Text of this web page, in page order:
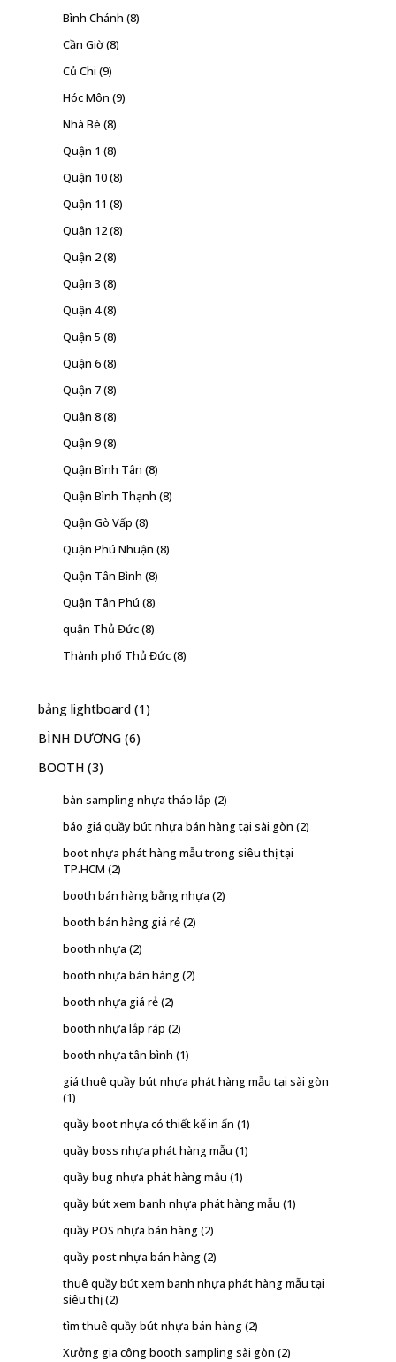
Bình Chánh (8)
Cần Giờ(8)
Củ Chi (9)
Hóc Môn (9)
Nhà Bè (8)
Quận 1 (8)
Quận 10(8)
Quận 11 (8)
Quận 12(8)
Quận 2(8)
Quận 3 (8)
Quận 4(8)
Quận 5 (8)
Quận 6(8)
Quận 7(8)
Quận 8(8)
Quận 9(8)
Quận Bình Tân (8)
Quận Bình Thạnh (8)
Quận Gò Vấp (8)
Quận Phú Nhuận (8)
Quận Tân Bình (8)
Quận Tân Phú (8)
quận Thủ Đức(8)
Thành phố Thủ Đức(8)
bảng lightboard (1)
BÌNH DƯƠNG (6)
BOOTH (3)
bàn sampling nhựa tháo lắp (2)
báo giá quầy bút nhựa bán hàng tại sài gòn (2)
boot nhựa phát hàng mẫu trong siêu thị tại
TP.HCM (2)
booth bán hàng bằng nhựa (2)
booth bán hàng giá rẻ(2)
booth nhựa (2)
booth nhựa bán hàng(2)
booth nhựa giá rẻ(2)
booth nhựa lắp ráp (2)
booth nhựa tân bình (1)
giá thuê quầy bút nhựa phát hàng mẫu tại sài gòn
(1)
quầy boot nhựa có thiết kế in ấn (1)
quầy boss nhựa phát hàng mẫu (1)
quầy bug nhựa phát hàng mẫu (1)
quầy bút xem banh nhựa phát hàng mẫu (1)
quầy POS nhựa bán hàng(2)
quầy post nhựa bán hàng(2)
thuê quầy bút xem banh nhựa phát hàng mẫu tại
siêu thị(2)
tìm thuê quầy bút nhựa bán hàng(2)
Xưởng gia công booth sampling sài gòn (2)